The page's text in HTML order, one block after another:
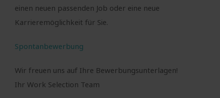
einen neuen passenden Job oder eine neue
Karrieremöglichkeit für Sie.
Spontanbewerbung
Wir freuen uns auf Ihre Bewerbungsunterlagen!
Ihr Work Selection Team